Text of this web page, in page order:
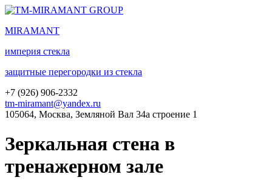
MIRAMANT
империя стекла
защитные перегородки из стекла
+7 (926) 906-2332
tm-miramant@yandex.ru
105064, Москва, Земляной Вал 34а строение 1
Зеркальная стена в
тренажерном зале